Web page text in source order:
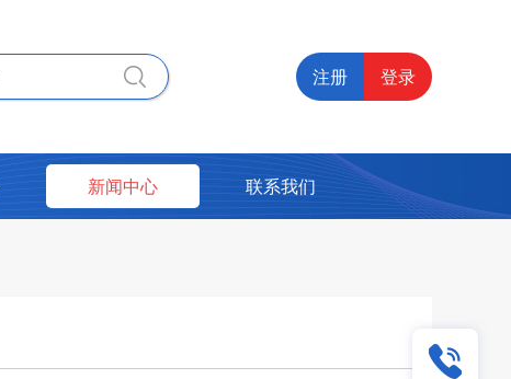
注册 登录
新闻中心 联系我们